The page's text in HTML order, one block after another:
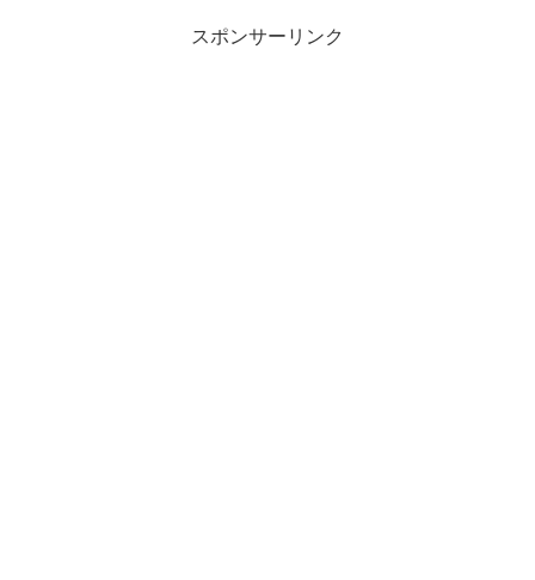
スポンサーリンク